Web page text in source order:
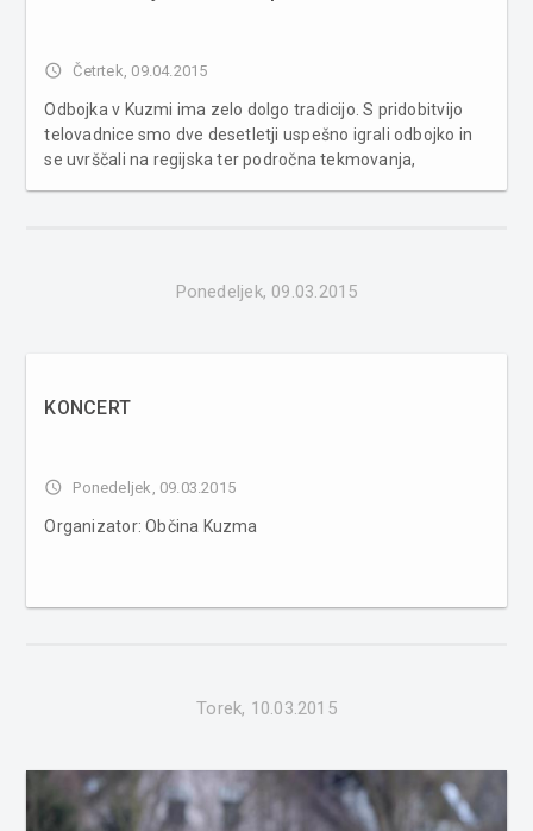
access_time Četrtek, 09.04.2015
Odbojka v Kuzmi ima zelo dolgo tradicijo. S pridobitvijo
telovadnice smo dve desetletji uspešno igrali odbojko in
se uvrščali na regijska ter področna tekmovanja,
Ponedeljek, 09.03.2015
KONCERT
access_time Ponedeljek, 09.03.2015
Organizator: Občina Kuzma
Torek, 10.03.2015